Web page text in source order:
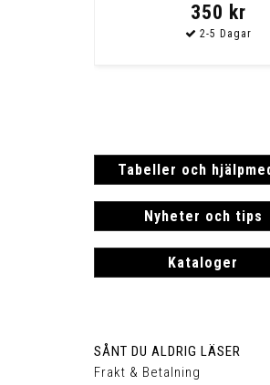
350 kr
Tabeller och
Nyheter och tips
Kataloger
SÅNT DU ALDRIG LÄSER
Frakt & Betalning